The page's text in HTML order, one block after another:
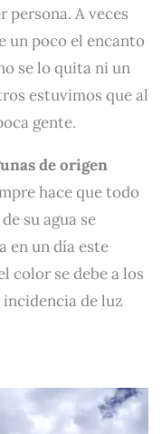
persona. A veces
un poco el encanto
se lo quita ni un
estuvimos que al
gente.
de origen
hace que todo
su agua se
en un día este
color se debe a los
de luz